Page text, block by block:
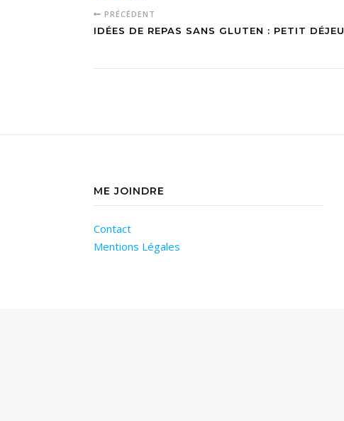
PRÉCÉDENT
IDÉES DE REPAS SANS GLUTEN : PETIT
ME JOINDRE
Contact
Mentions Légales